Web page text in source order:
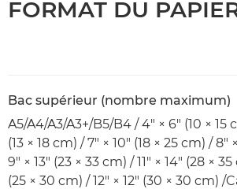
FORMAT DU
Bac supérieur (nombre maximum)
A5/A4/A3/A3+/B5/B4 / 4" × 6" (10 × 15
(13 × 18 cm) / 7" × 10" (18 × 25 cm) / 8"
9" × 13" (23 × 33 cm) / 11" × 14" (28 ×
(25 × 30 cm) / 12" × 12" (30 × 30 cm) /